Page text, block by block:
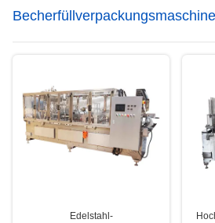
Becherfüllverpackungsmaschine
Edelstahl-